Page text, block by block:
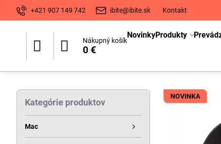
+421 907 149 742 ibite@ibite.sk Kontakt
Nákupný košík
0 €
NovinkyProdukty
NOVINKA
Kategórie produktov
Mac